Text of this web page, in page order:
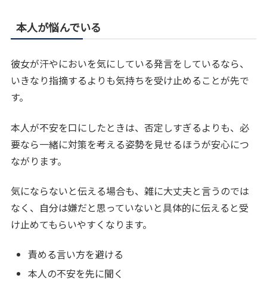
本人が悩んでいる
彼女が汗やにおいを気にしている発言をしているなら、
いきなり指摘するよりも気持ちを受け止めることが先で
す。
本人が不安を口にしたときは、否定しすぎるよりも、必
要なら一緒に対策を考える姿勢を見せるほうが安心につ
ながります。
気にならないと伝える場合も、雑に大丈夫と言うのでは
なく、自分は嫌だと思っていないと具体的に伝えると受
け止めてもらいやすくなります。
責める言い方を避ける
本人の不安を先に聞く